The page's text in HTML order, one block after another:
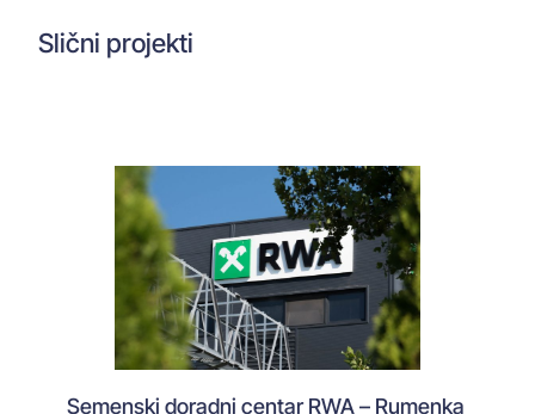
Slični projekti
Semenski doradni centar RWA – Rumenka